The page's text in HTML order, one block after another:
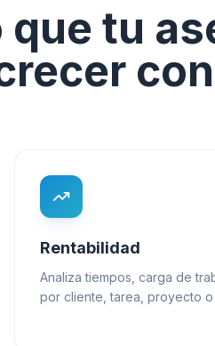
que tu
Rentabilidad
Analiza tiempos, carga de
por cliente, tarea, proyecto